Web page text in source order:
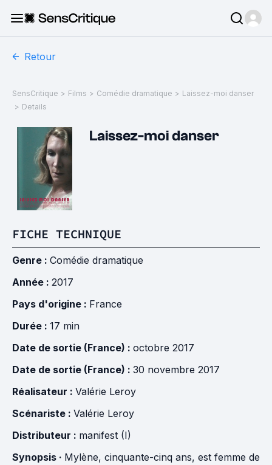
Retour
SensCritique > Films > Comédie dramatique > Laissez-moi danser
> Details
Laissez-moi danser
FICHE TECHNIQUE
Genre : Comédie dramatique
Année : 2017
Pays d'origine : France
Durée : 17 min
Date de sortie (France) : octobre 2017
Date de sortie (France) : 30 novembre 2017
Réalisateur : Valérie Leroy
Scénariste : Valérie Leroy
Distributeur : manifest (I)
Synopsis · Mylène, cinquante-cinq ans, est femme de